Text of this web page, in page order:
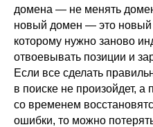
домена — не менять
новый домен — это новый
которому нужно заново
отвоевывать позиции и
Если все сделать
в поиске не произойдет, а
со временем
ошибки, то можно